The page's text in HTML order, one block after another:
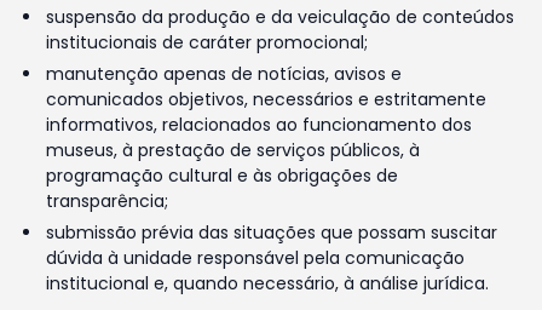
suspensão da produção e da veiculação de conteúdos
institucionais de caráter promocional;
manutenção apenas de notícias, avisos e
comunicados objetivos, necessários e estritamente
informativos, relacionados ao funcionamento dos
museus, à prestação de serviços públicos, à
programação cultural e às obrigações de
transparência;
submissão prévia das situações que possam suscitar
dúvida à unidade responsável pela comunicação
institucional e, quando necessário, à análise jurídica.